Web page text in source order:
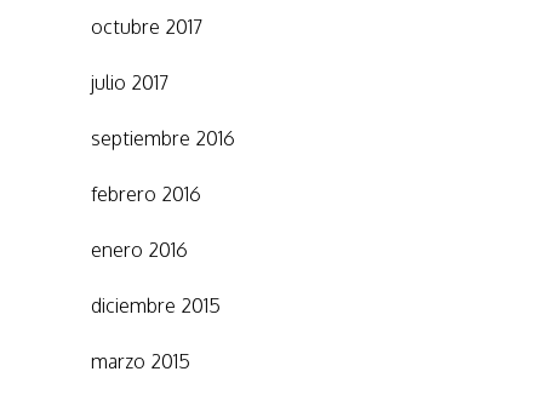
octubre 2017
julio 2017
septiembre 2016
febrero 2016
enero 2016
diciembre 2015
marzo 2015